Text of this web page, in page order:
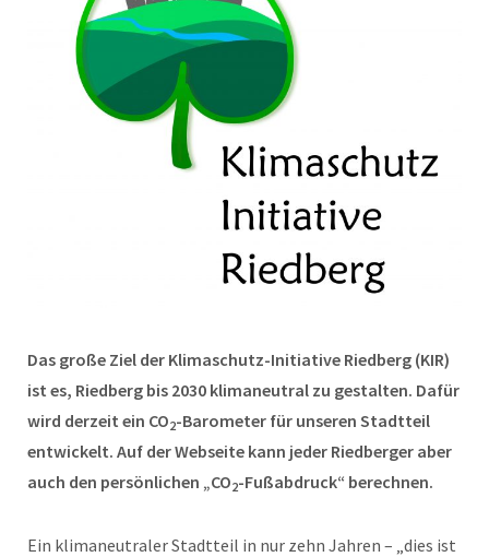
Das große Ziel der Klimaschutz-Initiative Riedberg (KIR)
ist es, Riedberg bis 2030 klimaneutral zu gestalten. Dafür
wird derzeit ein CO2-Barometer für unseren Stadtteil
entwickelt. Auf der Webseite kann jeder Riedberger aber
auch den persönlichen „CO2-Fußabdruck“ berechnen.
Ein klimaneutraler Stadtteil in nur zehn Jahren – „dies ist